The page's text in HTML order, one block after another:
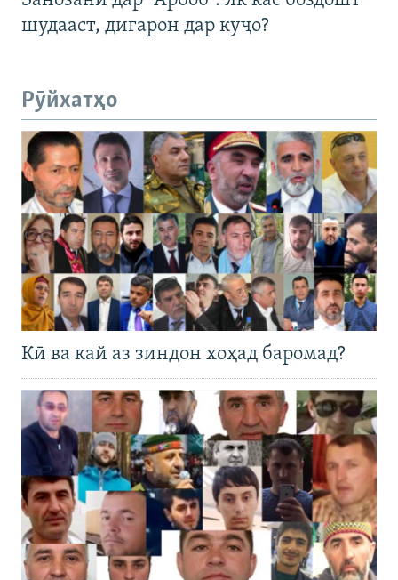
шудааст, дигарон дар куҷо?
Рӯйхатҳо
Кӣ ва кай аз зиндон хоҳад баромад?